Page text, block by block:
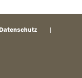
Datenschutz